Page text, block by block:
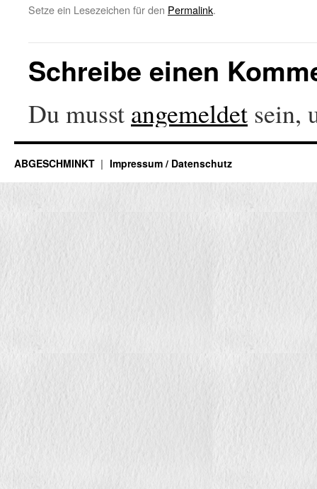
Setze ein Lesezeichen für den Permalink.
Schreibe einen
Du musst angemeldet sein,
ABGESCHMINKT Impressum / Datenschutz